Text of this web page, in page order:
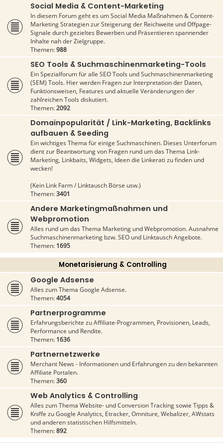
Social Media & Content-Marketing
In diesem Forum geht es um Social Media Maßnahmen & Content-
Marketing Strategien zur Steigerung der Reichweite und Offpage-
Signale durch gezieltes Bewerben und Präsentieren spannender
Inhalte nah der Zielgruppe.
Themen:988
SEO Tools & Suchmaschinenmarketing-Tools
Ein Spezialforum für alle SEO Tools und Suchmaschinenmarketing
(SEM) Tools. Hier werden Fragen zur Interpretation der Daten,
Funktionsweisen, Features und aktuelle Veränderungen der
zahlreichen Tools diskutiert.
Themen:2092
Domainpopularität / Link-Marketing, Backlinks
aufbauen & Seeding
Ein wichtiges Thema für einige Suchmaschinen. Dieses Unterforum
dient zur Beantwortung von Fragen rund um das Thema Link-
Marketing, Linkbaits, Widgets, Ideen die Linkerati zu finden und
wecken!
(Kein Link Farm / Linktausch Börse usw.)
Themen:3401
Andere Marketingmaßnahmen und
Webpromotion
Alles rund um das Thema Marketing und Webpromotion. Ausnahme
Suchmaschinenmarketing bzw. SEO und Linktausch Angebote.
Themen: 1695
Monetarisierung & Controlling
Google Adsense
Alles zum Thema Google Adsense.
Themen:4054
Partnerprogramme
Erfahrungsberichte zu Affiliate-Programmen, Provisionen, Leads,
Performance und Rendite.
Themen: 1636
Partnernetzwerke
Merchant News - Informationen und Erfahrungen zu den bekannten
Affiliate Portalen.
Themen:360
Web Analytics & Controlling
Alles zum Thema Website- und Conversion Tracking sowie Tipps &
Kniffe zu Google Analytics, Etracker, Omniture, Webalizer, AWstats
und anderen statistischen Hilfsmitteln.
Themen:892